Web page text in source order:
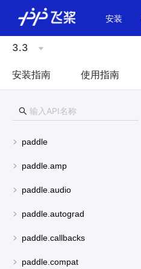
安装
3.3
安装指南 使用指南
paddle
paddle.amp
paddle.audio
paddle.autograd
paddle.callbacks
paddle.compat